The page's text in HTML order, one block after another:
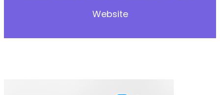
Website